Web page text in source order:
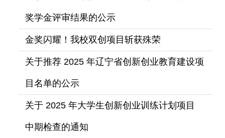
奖学金评审结果的公示
金奖闪耀！我校双创项目斩获殊荣
关于推荐 2025 年辽宁省创新创业教育建设项
目名单的公示
关于 2025 年大学生创新创业训练计划项目
中期检查的通知